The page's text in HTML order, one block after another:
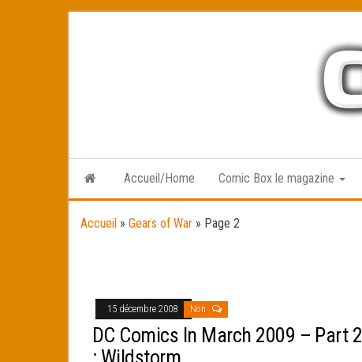
Accueil/Home Comic Box le magazine
Accueil » Gears of War » Page 2
15 décembre 2008 Non
DC Comics In March 2009 – Part 2
: Wildstorm